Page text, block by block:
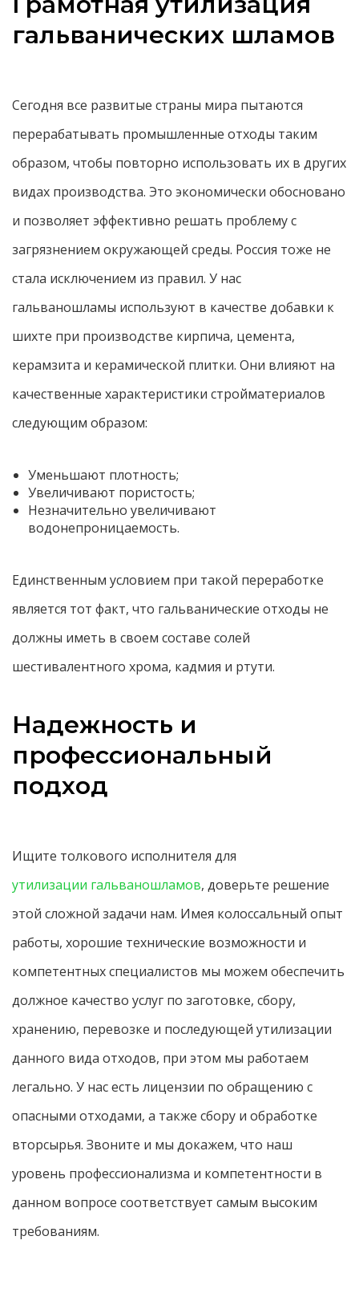
гальванических шламов
Сегодня все развитые страны мира пытаются
перерабатывать промышленные отходы таким
образом, чтобы повторно использовать их в других
видах производства. Это экономически обосновано
и позволяет эффективно решать проблему с
загрязнением окружающей среды. Россия тоже не
стала исключением из правил. У нас
гальваношламы используют в качестве добавки к
шихте при производстве кирпича, цемента,
керамзита и керамической плитки. Они влияют на
качественные характеристики стройматериалов
следующим образом:
Уменьшают плотность;
Увеличивают пористость;
Незначительно увеличивают
водонепроницаемость.
Единственным условием при такой переработке
является тот факт, что гальванические отходы не
должны иметь в своем составе солей
шестивалентного хрома, кадмия и ртути.
Надежность и
профессиональный
подход
Ищите толкового исполнителя для
утилизации гальваношламов, доверьте решение
этой сложной задачи нам. Имея колоссальный опыт
работы, хорошие технические возможности и
компетентных специалистов мы можем обеспечить
должное качество услуг по заготовке, сбору,
хранению, перевозке и последующей утилизации
данного вида отходов, при этом мы работаем
легально. У нас есть лицензии по обращению с
опасными отходами, а также сбору и обработке
вторсырья. Звоните и мы докажем, что наш
уровень профессионализма и компетентности в
данном вопросе соответствует самым высоким
требованиям.